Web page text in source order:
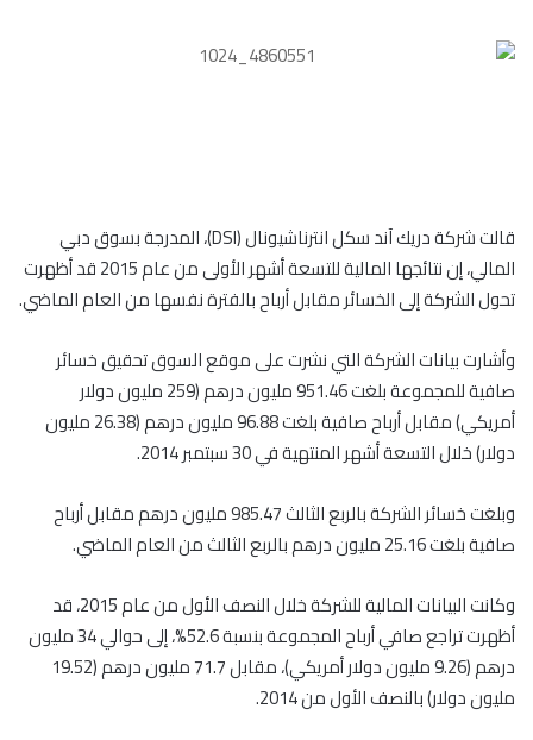
قالت شركة دريك آند سكل انترناشيونال (DSI)، المدرجة بسوق دبي
المالي، إن نتائجها المالية للتسعة أشهر الأولى من عام 2015 قد أظهرت
تحول الشركة إلى الخسائر مقابل أرباح بالفترة نفسها من العام الماضي.
وأشارت بيانات الشركة التي نشرت على موقع السوق تحقيق خسائر
صافية للمجموعة بلغت 951.46 مليون درهم (259 مليون دولار
أمريكي) مقابل أرباح صافية بلغت 96.88 مليون درهم (26.38 مليون
دولار) خلال التسعة أشهر المنتهية في 30 سبتمبر 2014.
وبلغت خسائر الشركة بالربع الثالث 985.47 مليون درهم مقابل أرباح
صافية بلغت 25.16 مليون درهم بالربع الثالث من العام الماضي.
وكانت البيانات المالية للشركة خلال النصف الأول من عام 2015، قد
أظهرت تراجع صافي أرباح المجموعة بنسبة 52.6%، إلى حوالي 34 مليون
درهم (9.26 مليون دولار أمريكي)، مقابل 71.7 مليون درهم (19.52
مليون دولار) بالنصف الأول من 2014.